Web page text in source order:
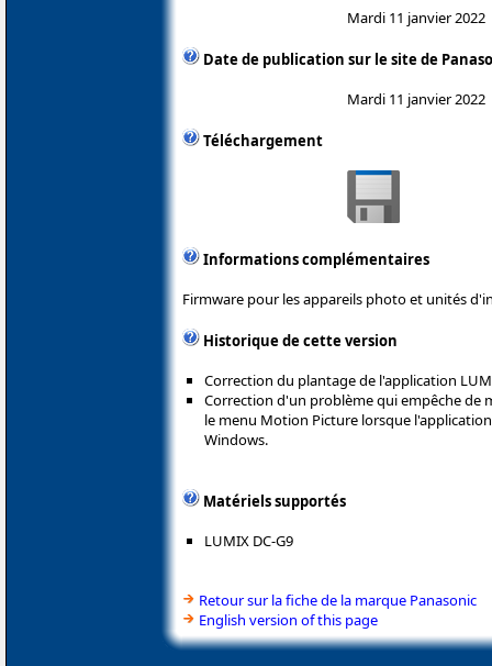
Mardi 11 janvier 2022
Date de publication sur le site de
Mardi 11 janvier 2022
Téléchargement
Informations complémentaires
Firmware pour les appareils photo et unités
Historique de cette version
Correction du plantage de l'application
Correction d'un problème qui empêche de
le menu Motion Picture lorsque
Windows.
Matériels supportés
LUMIX DC-G9
Retour sur la fiche de la marque Panasonic
English version of this page